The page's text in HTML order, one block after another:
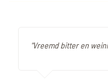
"Vreemd bitter en